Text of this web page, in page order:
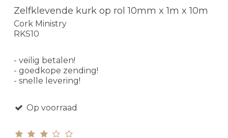
Zelfklevende kurk op rol 10mm x 1m x 10m
Cork Ministry
RKS10
- veilig betalen!
- goedkope zending!
- snelle levering!
Op voorraad